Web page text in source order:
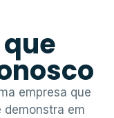
empresa que
demonstra em